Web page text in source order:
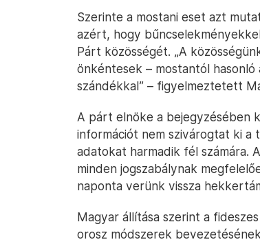
Szerinte a mostani eset azt
azért, hogy
Párt közösségét. „A
önkéntesek – mostantól
szándékkal” – figyelmeztetett
A párt elnöke a bejegyzésében
információt nem szivárogtat ki a
adatokat harmadik fél számára.
minden jogszabálynak
naponta verünk vissza
Magyar állítása szerint a
orosz módszerek